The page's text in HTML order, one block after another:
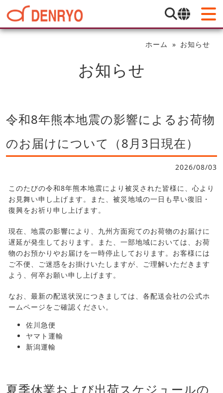
ホーム お知らせ
お知らせ
令和8年熊本地震の影響によるお荷物
のお届けについて（8月3日現在）
2026/08/03
このたびの令和8年熊本地震により被災された皆様に、心より
お見舞い申し上げます。また、被災地域の一日も早い復旧・
復興をお祈り申し上げます。
現在、地震の影響により、九州方面宛てのお荷物のお届けに
遅延が発生しております。また、一部地域においては、お荷
物のお預かりやお届けを一時停止しております。お客様には
ご不便、ご迷惑をお掛けいたしますが、ご理解いただきます
よう、何卒お願い申し上げます。
なお、最新の配送状況につきましては、各配送会社の公式ホ
ームページをご確認ください。
佐川急便
ヤマト運輸
新潟運輸
夏季休業および出荷スケジュールの